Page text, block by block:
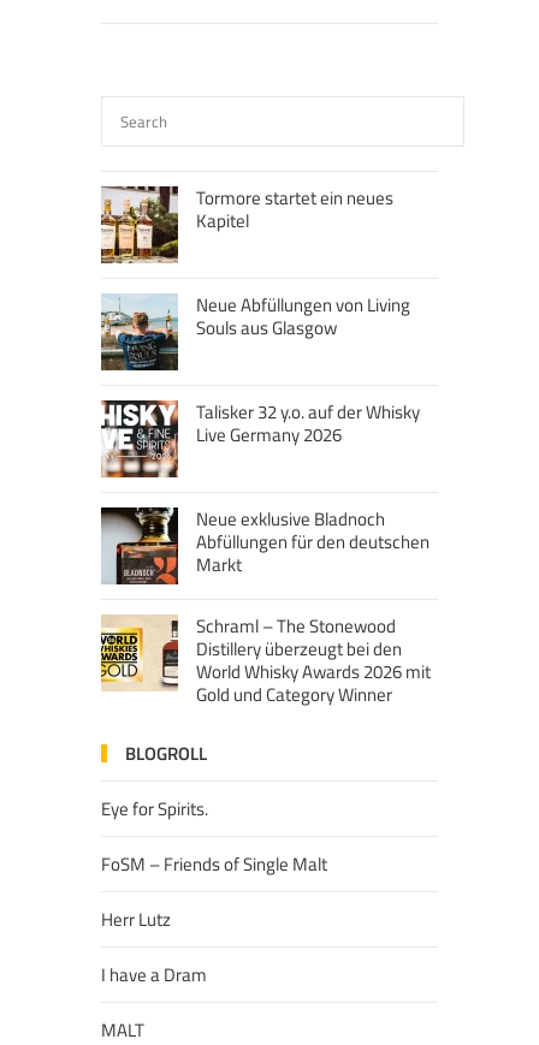
Tormore startet ein neues
Kapitel
Neue Abfüllungen von Living
Souls aus Glasgow
Talisker 32 y.o. auf der Whisky
Live Germany 2026
Neue exklusive Bladnoch
Abfüllungen für den deutschen
Markt
Schraml – The Stonewood
Distillery überzeugt bei den
World Whisky Awards 2026 mit
Gold und Category Winner
BLOGROLL
Eye for Spirits.
FoSM – Friends of Single Malt
Herr Lutz
I have a Dram
MALT